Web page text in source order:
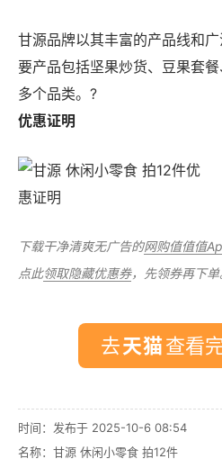
甘源品牌以其丰富的产品线和
要产品包括坚果炒货、豆果套
多个品类。?
优惠证明
下载干净清爽无广告的网购值值值
点此领取隐藏优惠券，先领券再下单
去 查看
时间：发布于 2025-10-6 08:54
名称： 甘源 休闲小零食 拍12件